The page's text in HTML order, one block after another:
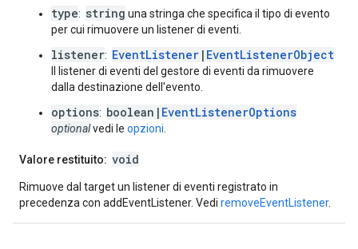
type: string una stringa che specifica il tipo di evento
per cui rimuovere un listener di eventi.
listener: EventListener | EventListenerObject
Il listener di eventi del gestore di eventi da rimuovere
dalla destinazione dell'evento.
options: boolean| EventListenerOptions
optionalvedi le opzioni.
Valore restituito: void
Rimuove dal target un listener di eventi registrato in
precedenza con addEventListener. Vedi removeEventListener.